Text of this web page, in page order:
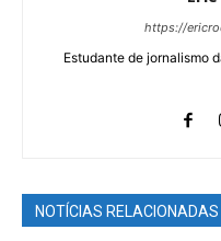
https://
Estudante de jornalismo
NOTÍCIAS RELACIONADAS